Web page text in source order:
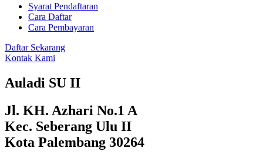
Syarat Pendaftaran
Cara Daftar
Cara Pembayaran
Daftar Sekarang
Kontak Kami
Auladi SU II
Jl. KH. Azhari No.1 A
Kec. Seberang Ulu II
Kota Palembang 30264